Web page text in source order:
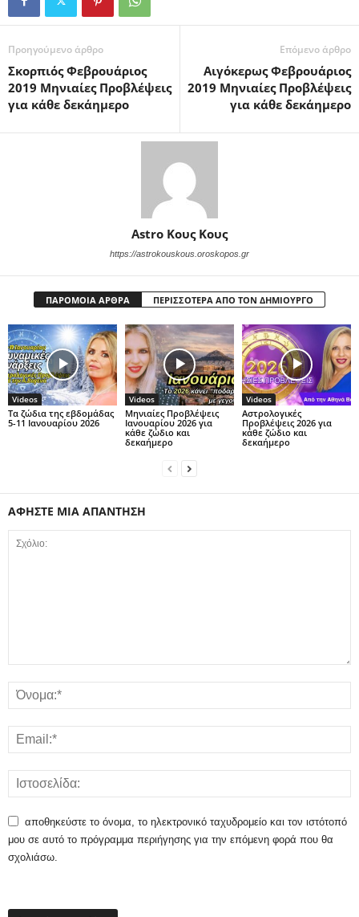
Προηγούμενο άρθρο
Σκορπιός Φεβρουάριος
2019 Μηνιαίες Προβλέψεις
για κάθε δεκάημερο
Επόμενο άρθρο
Αιγόκερως Φεβρουάριος
2019 Μηνιαίες Προβλέψεις
για κάθε δεκάημερο
Astro Κους Κους
https://astrokouskous.oroskopos.gr
ΠΑΡΟΜΟΙΑ ΑΡΘΡΑ ΠΕΡΙΣΣΟΤΕΡΑ ΑΠΟ ΤΟΝ ΔΗΜΙΟΥΡΓΟ
Videos
Τα ζώδια της εβδομάδας
5-11 Ιανουαρίου 2026
Videos
Μηνιαίες Προβλέψεις
Ιανουαρίου 2026 για
κάθε ζώδιο και
δεκαήμερο
Videos
Αστρολογικές
Προβλέψεις 2026 για
κάθε ζώδιο και
δεκαήμερο
ΑΦΗΣΤΕ ΜΙΑ ΑΠΑΝΤΗΣΗ
αποθηκεύστε το όνομα, το ηλεκτρονικό ταχυδρομείο και τον ιστότοπό
μου σε αυτό το πρόγραμμα περιήγησης για την επόμενη φορά που θα
σχολιάσω.